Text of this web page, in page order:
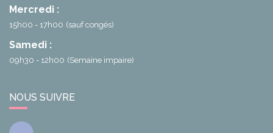
Mercredi :
15h00 - 17h00 (sauf congés)
Samedi :
09h30 - 12h00 (Semaine impaire)
NOUS SUIVRE